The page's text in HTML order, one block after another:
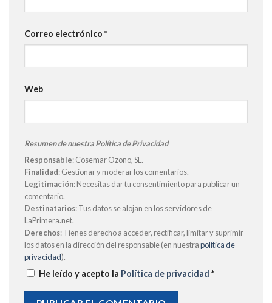
Correo electrónico *
Web
Resumen de nuestra Política de Privacidad
Responsable: Cosemar Ozono, SL.
Finalidad: Gestionar y moderar los comentarios.
Legitimación: Necesitas dar tu consentimiento para publicar un
comentario.
Destinatarios: Tus datos se alojan en los servidores de
LaPrimera.net.
Derechos: Tienes derecho a acceder, rectificar, limitar y suprimir
los datos en la dirección del responsable (en nuestrapolítica de
privacidad).
He leído y acepto la Política de privacidad *